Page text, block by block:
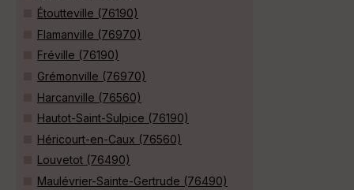
Étoutteville (76190)
Flamanville (76970)
Fréville (76190)
Grémonville (76970)
Harcanville (76560)
Hautot-Saint-Sulpice (76190)
Héricourt-en-Caux (76560)
Louvetot (76490)
Maulévrier-Sainte-Gertrude (76490)